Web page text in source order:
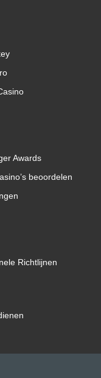
Awards
beoordelen
Richtlijnen